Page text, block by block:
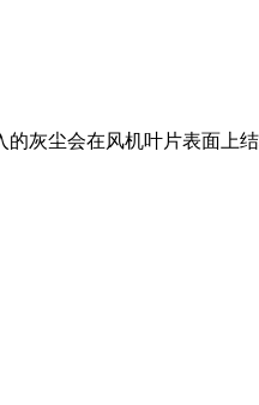
灰尘会在风机叶片表面上